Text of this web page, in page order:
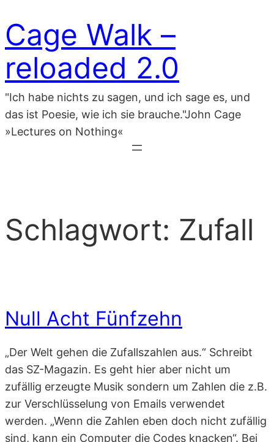
Inhalt
springen
Cage Walk –
reloaded 2.0
"Ich habe nichts zu sagen, und ich sage es, und
das ist Poesie, wie ich sie brauche."John Cage
»Lectures on Nothing«
Schlagwort: Zufall
Null Acht Fünfzehn
„Der Welt gehen die Zufallszahlen aus.“ Schreibt
das SZ-Magazin. Es geht hier aber nicht um
zufällig erzeugte Musik sondern um Zahlen die z.B.
zur Verschlüsselung von Emails verwendet
werden. „Wenn die Zahlen eben doch nicht zufällig
sind, kann ein Computer die Codes knacken“. Bei